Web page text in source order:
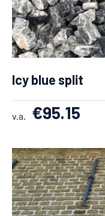
Icy blue split
v.a. €95.15